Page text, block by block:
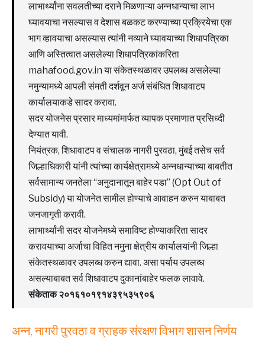
लाभार्थ्यांना सवलतीच्या दराने मिळणाऱ्या अन्नधान्याचा लाभ
घ्यावयाचा नसल्यास व देशास बळकट करण्याच्या प्रक्रियेचा एक
भाग व्हावयाचा असल्यास त्यांनी नव्याने घ्यावयाच्या शिधापत्रिका
आणि अस्तित्वात असलेल्या शिधापत्रिकांकरिता
mahafood.gov.in या संकेतस्थळावर उपलब्ध असलेल्या
नमुन्यामध्ये आपली संमती दर्शवून अर्ज संबंधित शिधावाटप
कार्यालयाकडे सादर करावा.
सदर योजनेस प्रसार माध्यमांमार्फत व्यापक प्रमाणात प्रसिध्दी
देण्यात यावी.
नियंत्रक, शिधावाटप व संचालक नागरी पुरवठा, मुंबई तसेच सर्व
जिल्हाधिकारी यांनी त्यांच्या कार्यक्षेत्रामध्ये अन्नधान्याच्या बाबतीत
सर्वसामान्य जनतेला “अनुदानातून बाहेर पडा” (Opt Out of
Subsidy) या योजनेत सामील होण्याचे आवाहन करुन याबाबत
जनजागृती करावी.
लाभार्थ्यांनी सदर योजनेमध्ये समाविष्ट होण्याकरिता सादर
करावयाच्या अर्जाचा विहित नमुना क्षेत्रीय कार्यालयांनी जिल्हा
संकेतस्थळावर उपलब्ध करुन द्यावा. असा पर्याय उपलब्ध
असल्याबाबत सर्व शिधावाटप दुकानांबाहेर फलक लावावे.
संकेताक २०१६१०१९१४३९५३५९०६
अन्न, नागरी पुरवठा व ग्राहक संरक्षण विभाग शासन निर्णय